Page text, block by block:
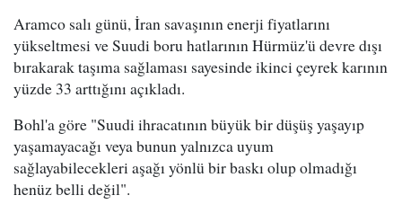
Aramco salı günü, İran savaşının enerji fiyatlarını
yükseltmesi ve Suudi boru hatlarının Hürmüz'ü devre dışı
bırakarak taşıma sağlaması sayesinde ikinci çeyrek karının
yüzde 33 arttığını açıkladı.
Bohl'a göre "Suudi ihracatının büyük bir düşüş yaşayıp
yaşamayacağı veya bunun yalnızca uyum
sağlayabilecekleri aşağı yönlü bir baskı olup olmadığı
henüz belli değil".